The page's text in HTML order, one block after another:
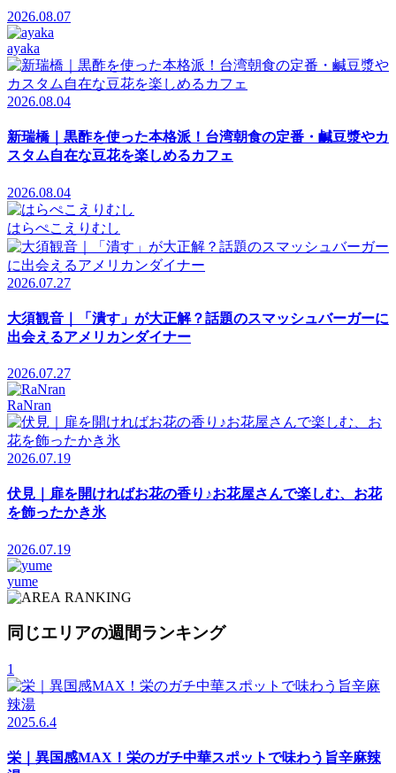
2026.08.07
ayaka
2026.08.04
新瑞橋｜黒酢を使った本格派！台湾朝食の定番・鹹豆漿やカ
スタム自在な豆花を楽しめるカフェ
2026.08.04
はらぺこえりむし
2026.07.27
大須観音｜「潰す」が大正解？話題のスマッシュバーガーに
出会えるアメリカンダイナー
2026.07.27
RaNran
2026.07.19
伏見｜扉を開ければお花の香り♪お花屋さんで楽しむ、お花
を飾ったかき氷
2026.07.19
yume
RANKING
同じエリアの週間ランキング
1
2025.6.4
栄｜異国感MAX！栄のガチ中華スポットで味わう旨辛麻辣